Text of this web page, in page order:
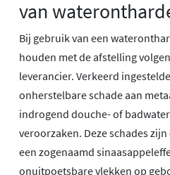
van
Bij gebruik van een
houden met de afstelling
leverancier. Verkeerd
onherstelbare schade aan
indrogend douche- of
veroorzaken. Deze schades
een zogenaamd
onuitpoetsbare vlekken op